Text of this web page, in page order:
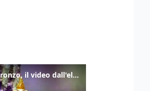
Frana lambisce le case di Auronzo, il video dall'elicottero dei vigili del fuoco